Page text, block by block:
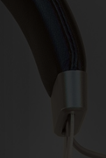
Die erste